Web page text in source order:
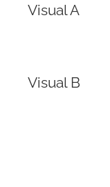
Visual A
Visual B